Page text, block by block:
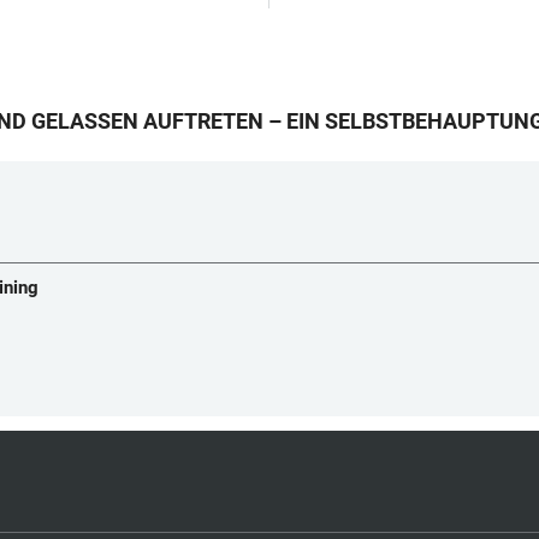
GELASSEN AUFTRETEN – EIN